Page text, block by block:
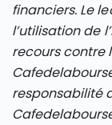
financiers. Le
l’utilisation de
recours contre
responsabilité